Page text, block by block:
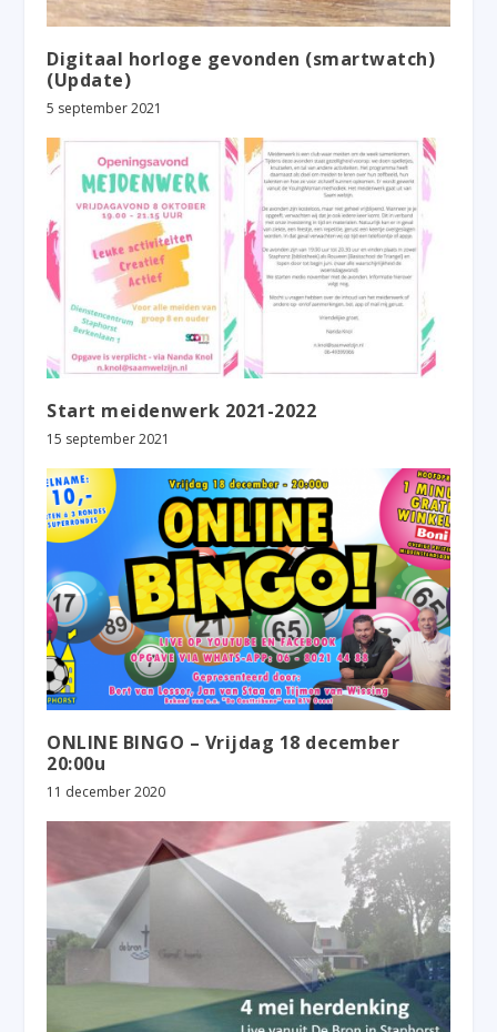
Digitaal horloge gevonden (smartwatch)
(Update)
5 september 2021
Start meidenwerk 2021-2022
15 september 2021
ONLINE BINGO – Vrijdag 18 december
20:00u
11 december 2020